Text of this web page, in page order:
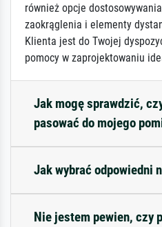
również opcje
zaokrąglenia i elementy
Klienta jest do Twojej
pomocy w zaprojektowaniu
Jak mogę sprawdzić,
pasować do mojego
Jak wybrać odpowiedni
Nie jestem pewien, czy